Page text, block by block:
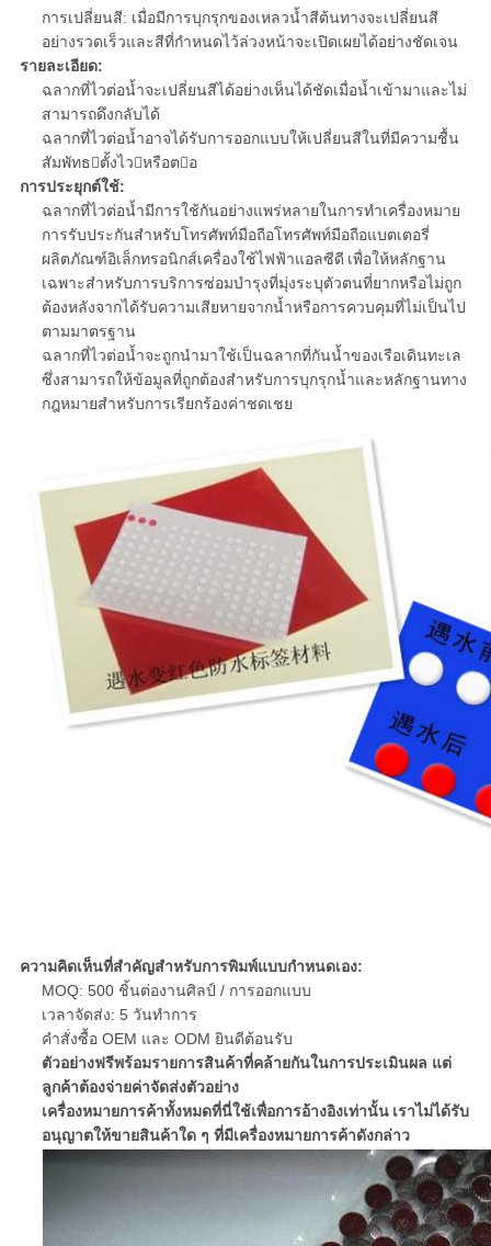
การเปลี่ยนสี: เมื่อมีการบุกรุกของเหลวน้ำสีต้นทางจะเปลี่ยนสี
อย่างรวดเร็วและสีที่กำหนดไว้ล่วงหน้าจะเปิดเผยได้อย่างชัดเจน
รายละเอียด:
ฉลากที่ไวต่อน้ำจะเปลี่ยนสีได้อย่างเห็นได้ชัดเมื่อน้ำเข้ามาและไม่
สามารถดึงกลับได้
ฉลากที่ไวต่อน้ำอาจได้รับการออกแบบให้เปลี่ยนสีในที่มีความชื้น
สัมพัทธตั้งไวหรือตอ
การประยุกต์ใช้:
ฉลากที่ไวต่อน้ำมีการใช้กันอย่างแพร่หลายในการทำเครื่องหมาย
การรับประกันสำหรับโทรศัพท์มือถือโทรศัพท์มือถือแบตเตอรี่
ผลิตภัณฑ์อิเล็กทรอนิกส์เครื่องใช้ไฟฟ้าแอลซีดี เพื่อให้หลักฐาน
เฉพาะสำหรับการบริการซ่อมบำรุงที่มุ่งระบุตัวตนที่ยากหรือไม่ถูก
ต้องหลังจากได้รับความเสียหายจากน้ำหรือการควบคุมที่ไม่เป็นไป
ตามมาตรฐาน
ฉลากที่ไวต่อน้ำจะถูกนำมาใช้เป็นฉลากที่กันน้ำของเรือเดินทะเล
ซึ่งสามารถให้ข้อมูลที่ถูกต้องสำหรับการบุกรุกน้ำและหลักฐานทาง
กฎหมายสำหรับการเรียกร้องค่าชดเชย
ความคิดเห็นที่สำคัญสำหรับการพิมพ์แบบกำหนดเอง:
MOQ: 500 ชิ้นต่องานศิลป์ / การออกแบบ
เวลาจัดส่ง: 5 วันทำการ
คำสั่งซื้อ OEM และ ODM ยินดีต้อนรับ
ตัวอย่างฟรีพร้อมรายการสินค้าที่คล้ายกันในการประเมินผล แต่
ลูกค้าต้องจ่ายค่าจัดส่งตัวอย่าง
เครื่องหมายการค้าทั้งหมดที่นี่ใช้เพื่อการอ้างอิงเท่านั้น เราไม่ได้รับ
อนุญาตให้ขายสินค้าใด ๆ ที่มีเครื่องหมายการค้าดังกล่าว